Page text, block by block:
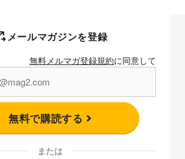
メールマガジンを登録
無料メルマガ登録規約に同意して
無料で購読する
または